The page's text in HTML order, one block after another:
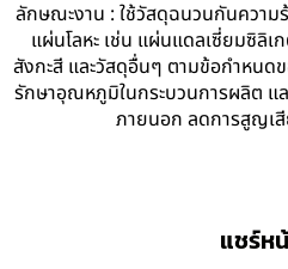
ลักษณะงาน : ใช้วัสดุฉนวนกันควา
แผ่นโลหะ เช่น แผ่นแดลเซี่ยมซิลิ
สังกะสี และวัสดุอื่นๆ ตามข้อกำหนด
รักษาอุณหภูมิในกระบวนการผลิต แ
ภายนอก ลดการสูญเ
แชร์ห